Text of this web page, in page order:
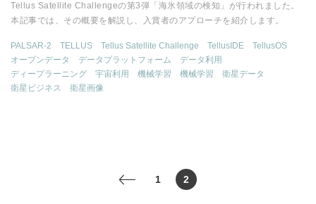
Tellus Satellite Challengeの第3弾「海氷領域の検知」が行われました。
本記事では、その概要を解説し、入賞者のアプローチを紹介します。
PALSAR-2 TELLUS Tellus Satellite Challenge TellusIDE
TellusOS
オープンデータ
データプラットフォーム
データ利用
ディープラーニング
宇宙利用 機械学習 機械学習
衛星データ
衛星ビジネス
衛星画像
< 1 2